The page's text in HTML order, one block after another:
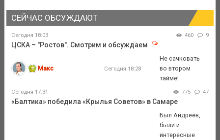
СЕЙЧАС ОБСУЖДАЮТ
Сегодня 18:03 460 9
ЦСКА – "Ростов". Смотрим и обсуждаем
Макс Сегодня 18:28
Не сачковать
во втором
тайме!
Сегодня 17:31 775 47
«Балтика» победила «Крылья Советов» в Самаре
Был Андреев,
были и
интересные